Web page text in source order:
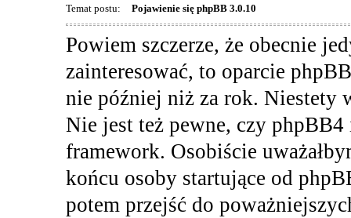
Temat postu:
Pojawienie się phpBB 3.0.10
Powiem szczerze, że obecnie
zainteresować, to oparcie
nie później niż za rok. Niestety
Nie jest też pewne, czy
framework. Osobiście
końcu osoby startujące od
potem przejść do